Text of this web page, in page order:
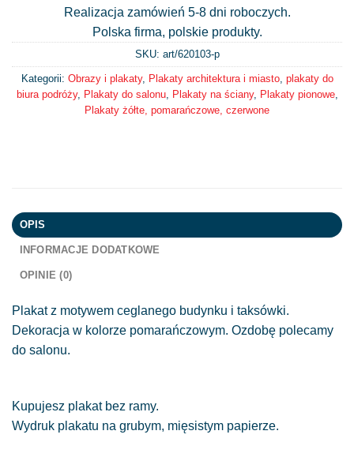
Realizacja zamówień 5-8 dni roboczych.
Polska firma, polskie produkty.
SKU: art/620103-p
Kategorii: Obrazy i plakaty, Plakaty architektura i miasto, plakaty do
biura podróży, Plakaty do salonu, Plakaty na ściany, Plakaty pionowe,
Plakaty żółte, pomarańczowe, czerwone
OPIS
INFORMACJE DODATKOWE
OPINIE (0)
Plakat z motywem ceglanego budynku i taksówki.
Dekoracja w kolorze pomarańczowym. Ozdobę polecamy
do salonu.
Kupujesz plakat bez ramy.
Wydruk plakatu na grubym, mięsistym papierze.